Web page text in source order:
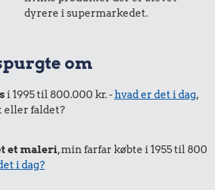
dyrere i supermarkedet.
om
i 1995 til 800.000 kr. -hvad er det i dag,
eller faldet?
et maleri, min farfar købte i 1955 til 800
i dag?